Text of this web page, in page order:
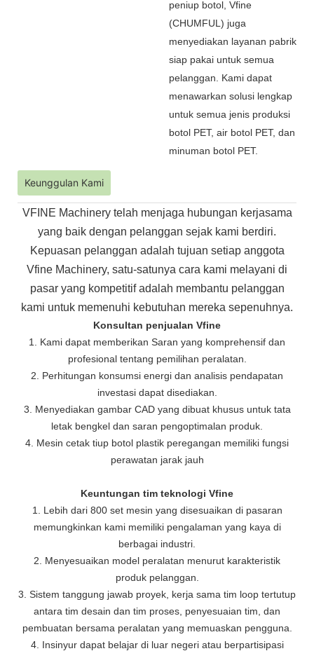
peniup botol, Vfine
(CHUMFUL) juga
menyediakan layanan pabrik
siap pakai untuk semua
pelanggan. Kami dapat
menawarkan solusi lengkap
untuk semua jenis produksi
botol PET, air botol PET, dan
minuman botol PET.
Keunggulan Kami
VFINE Machinery telah menjaga hubungan kerjasama
yang baik dengan pelanggan sejak kami berdiri.
Kepuasan pelanggan adalah tujuan setiap anggota
Vfine Machinery, satu-satunya cara kami melayani di
pasar yang kompetitif adalah membantu pelanggan
kami untuk memenuhi kebutuhan mereka sepenuhnya.
Konsultan penjualan Vfine
1. Kami dapat memberikan Saran yang komprehensif dan
profesional tentang pemilihan peralatan.
2. Perhitungan konsumsi energi dan analisis pendapatan
investasi dapat disediakan.
3. Menyediakan gambar CAD yang dibuat khusus untuk tata
letak bengkel dan saran pengoptimalan produk.
4. Mesin cetak tiup botol plastik peregangan memiliki fungsi
perawatan jarak jauh
Keuntungan tim teknologi Vfine
1. Lebih dari 800 set mesin yang disesuaikan di pasaran
memungkinkan kami memiliki pengalaman yang kaya di
berbagai industri.
2. Menyesuaikan model peralatan menurut karakteristik
produk pelanggan.
3. Sistem tanggung jawab proyek, kerja sama tim loop tertutup
antara tim desain dan tim proses, penyesuaian tim, dan
pembuatan bersama peralatan yang memuaskan pengguna.
4. Insinyur dapat belajar di luar negeri atau berpartisipasi